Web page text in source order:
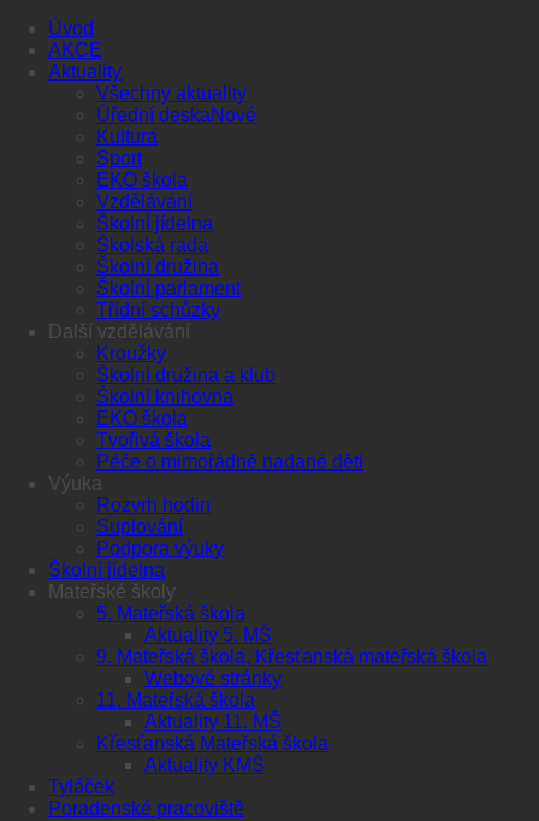
Úvod
AKCE
Aktuality
Všechny aktuality
Úřední deska
Kultura
Sport
EKO škola
Vzdělávání
Školní jídelna
Školská rada
Školní družina
Školní parlament
Třídní schůzky
Další vzdělávání
Kroužky
Školní družina a klub
Školní knihovna
EKO škola
Tvořivá škola
Péče o mimořádně nadané děti
Výuka
Rozvrh hodin
Suplování
Podpora výuky
Školní jídelna
Mateřské školy
5. Mateřská škola
Aktuality 5. MŠ
9. Mateřská škola, Křesťanská mateřská škola
Webové stránky
11. Mateřská škola
Aktuality 11. MŠ
Křesťanská Mateřská škola
Aktuality KMŠ
Tyláček
Poradenské pracoviště